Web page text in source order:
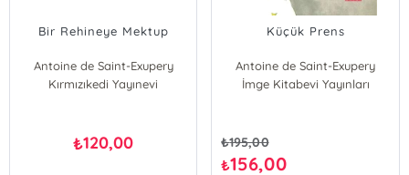
Bir Rehineye Mektup
Antoine de Saint-Exupery
Kırmızıkedi Yayınevi
₺120,00
Küçük Prens
Antoine de Saint-Exupery
İmge Kitabevi Yayınları
₺195,00
₺156,00